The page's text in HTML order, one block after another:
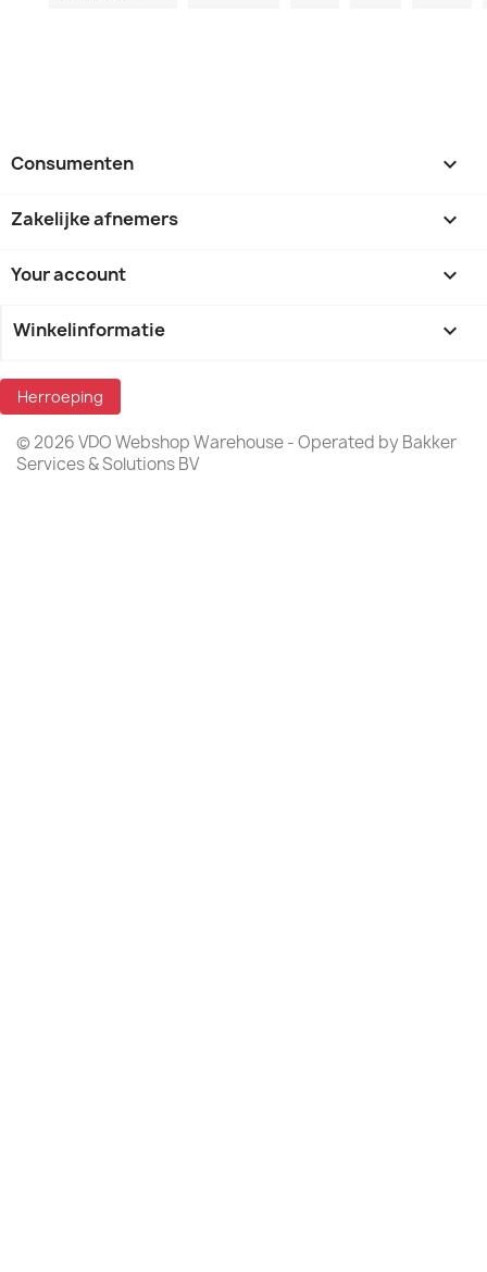
Consumenten 
Zakelijke afnemers 
Your account 
Winkelinformatie keyboard_arrow_down
Herroeping
© 2026 VDO Webshop Warehouse - Operated by Bakker
Services & Solutions BV